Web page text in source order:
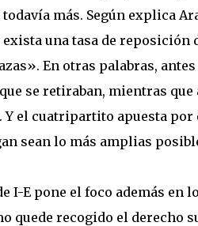
más. Según explica
una tasa de reposición
En otras palabras,
se retiraban, mientras
Y el cuatripartito apuesta
sean lo más amplias
I-E pone el foco además en
quede recogido el derecho